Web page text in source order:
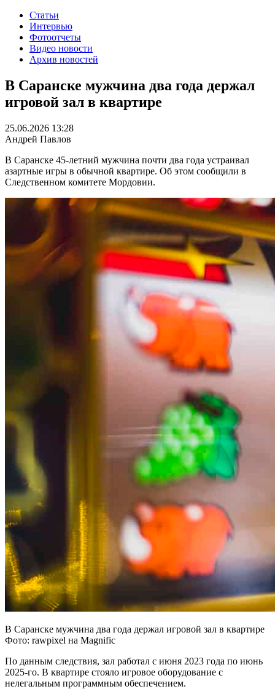
Статьи
Интервью
Фотоотчеты
Видео новости
Архив новостей
В Саранске мужчина два года держал
игровой зал в квартире
25.06.2026 13:28
Андрей Павлов
В Саранске 45-летний мужчина почти два года устраивал
азартные игры в обычной квартире. Об этом сообщили в
Следственном комитете Мордовии.
В Саранске мужчина два года держал игровой зал в квартире
Фото: rawpixel на Magnific
По данным следствия, зал работал с июня 2023 года по июнь
2025-го. В квартире стояло игровое оборудование с
нелегальным программным обеспечением.